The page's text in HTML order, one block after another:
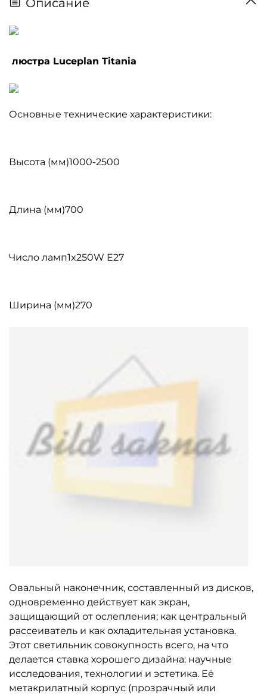
люстра Luceplan Titania
Основные технические характеристики:
Высота (мм)1000-2500
Длина (мм)700
Число ламп1x250W E27
Ширина (мм)270
Овальный наконечник, составленный из дисков,
одновременно действует как экран,
защищающий от ослепления; как центральный
рассеиватель и как охладительная установка.
Этот светильник совокупность всего, на что
делается ставка хорошего дизайна: научные
исследования, технологии и эстетика. Её
метакрилатный корпус (прозрачный или